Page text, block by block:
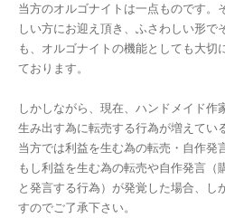
当方のオルゴナイトは一点ものです。
しい方にお迎え頂き、ふさわしい形で
も、オルゴナイトの機能としても大切
ております。
しかしながら、現在、ハンドメイド作
生み出す為に転売する行為が増えてい
当方では利益を生む為の転売・自作発
もし利益を生む為の転売や自作発言（
と発言する行為）が発覚した場合、し
すのでご了承下さい。